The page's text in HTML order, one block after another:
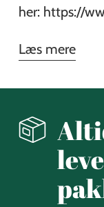
her: https://
Læs mere